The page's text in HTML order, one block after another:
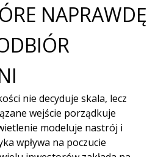
NAPRAWDĘ
nie decyduje skala, lecz
wejście porządkuje
modeluje nastrój i
wpływa na poczucie